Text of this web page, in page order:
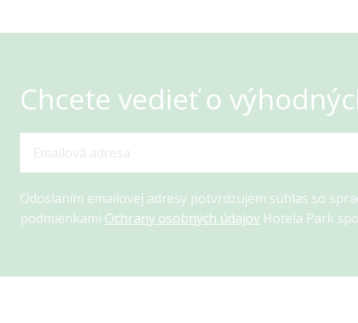
Chcete vedieť o
Odoslaním emailovej adresy potvrdzujem súhlas so
podmienkami Ochrany osobných údajov Hotela Park